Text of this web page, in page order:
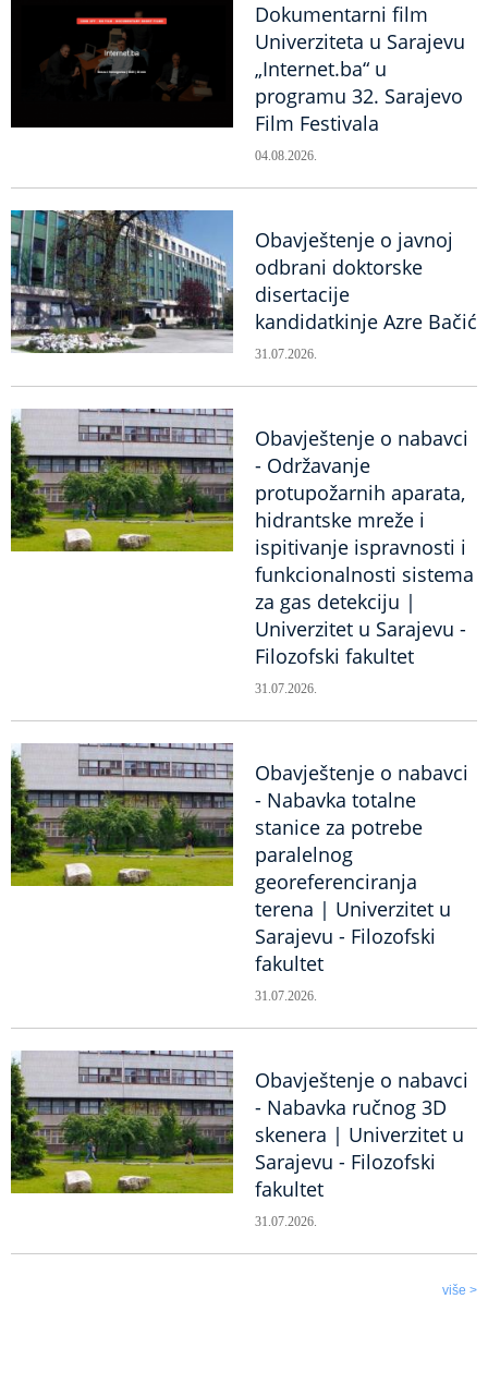
Dokumentarni film
Univerziteta u Sarajevu
„Internet.ba“ u
programu 32. Sarajevo
Film Festivala
04.08.2026.
Obavještenje o javnoj
odbrani doktorske
disertacije
kandidatkinje Azre Bačić
31.07.2026.
Obavještenje o nabavci
- Održavanje
protupožarnih aparata,
hidrantske mreže i
ispitivanje ispravnosti i
funkcionalnosti sistema
za gas detekciju |
Univerzitet u Sarajevu -
Filozofski fakultet
31.07.2026.
Obavještenje o nabavci
- Nabavka totalne
stanice za potrebe
paralelnog
georeferenciranja
terena | Univerzitet u
Sarajevu - Filozofski
fakultet
31.07.2026.
Obavještenje o nabavci
- Nabavka ručnog 3D
skenera | Univerzitet u
Sarajevu - Filozofski
fakultet
31.07.2026.
više >